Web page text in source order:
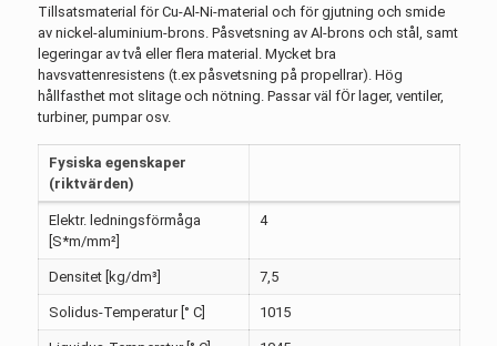
Tillsatsmaterial för Cu-Al-Ni-material och för gjutning och smide
av nickel-aluminium-brons. Påsvetsning av Al-brons och stål, samt
legeringar av två eller flera material. Mycket bra
havsvattenresistens (t.ex påsvetsning på propellrar). Hög
hållfasthet mot slitage och nötning. Passar väl fÖr lager, ventiler,
turbiner, pumpar osv.
Fysiska egenskaper
(riktvärden)
Elektr. ledningsförmåga
[S*m/mm²]
4
Densitet [kg/dm³] 7,5
Solidus-Temperatur [° C] 1015